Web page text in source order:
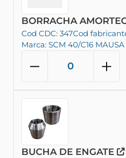
BORRACHA
Cod CDC: 347Cod
Marca: SCM 40/C16 MAUSA
BUCHA DE ENGATE